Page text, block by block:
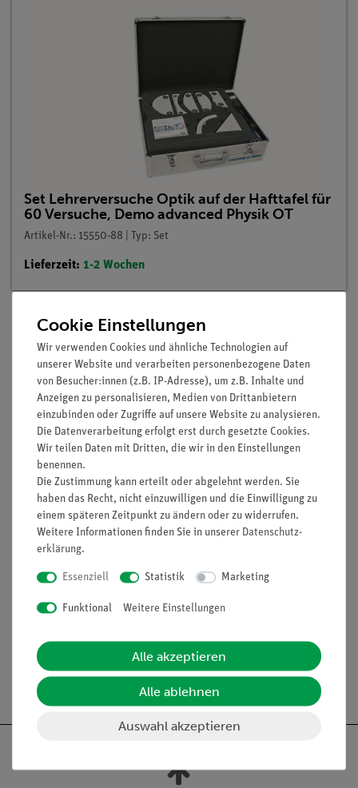
Set Lehrerversuche Optik auf der Hafttafel für
60 Versuche, Demo advanced Physik OT
Artikel-Nr.: 15550-88 | Typ: Set
Lieferzeit: 1-2 Wochen
Beschreibung
Vorteile
minimale Vorbereitungszeit
lichtstarke Halogenleuchte
einfaches Lehren durch Einsatz der Demo-Tafel Physik
ideale Ergänzung zu analogen Schülerversuchen durch
direkt vergleichbare Geräte
Media / Downloads
Versandkostenfrei ab 300,- €
Cookie Einstellungen
Wir verwenden Cookies und ähnliche Technologien auf
unserer Website und verarbeiten personenbezogene Daten
von Besucher:innen (z.B. IP-Adresse), um z.B. Inhalte und
Anzeigen zu personalisieren, Medien von Drittanbietern
einzubinden oder Zugriffe auf unsere Website zu analysieren.
Die Datenverarbeitung erfolgt erst durch gesetzte Cookies.
Wir teilen Daten mit Dritten, die wir in den Einstellungen
benennen.
Die Zustimmung kann erteilt oder abgelehnt werden. Sie
haben das Recht, nicht einzuwilligen und die Einwilligung zu
einem späteren Zeitpunkt zu ändern oder zu widerrufen.
Weitere Informationen finden Sie in unserer Daten­schutz­
erklärung.
Essenziell Statistik Marketing
Funktional Weitere Einstellungen
Alle akzeptieren
Alle ablehnen
Auswahl akzeptieren